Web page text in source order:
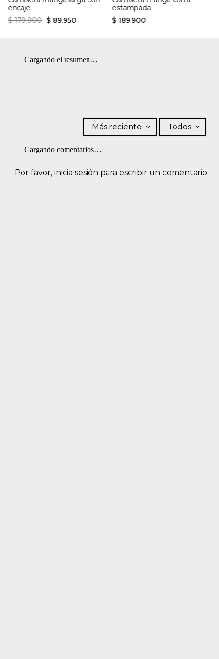
encaje
$ 179.900 $ 89.950
estampada
$ 189.900
Cargando el resumen…
Por favor, inicia sesión para escribir un comentario.
Más reciente Todos
Cargando comentarios…